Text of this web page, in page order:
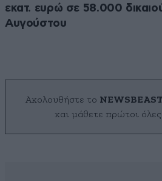
εκατ. ευρώ σε 58.000
Αυγούστου
Ακολουθήστε το NEWSBEAST
και μάθετε πρώτοι όλες